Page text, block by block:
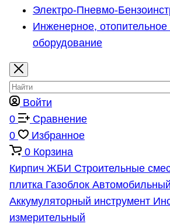
Электро-Пневмо-
Инженерное, отопительное
оборудование
Войти
0
Сравнение
0
Избранное
0 Корзина
Кирпич ЖБИ Строительные
плитка Газоблок
Аккумуляторный инструмент
измерительный